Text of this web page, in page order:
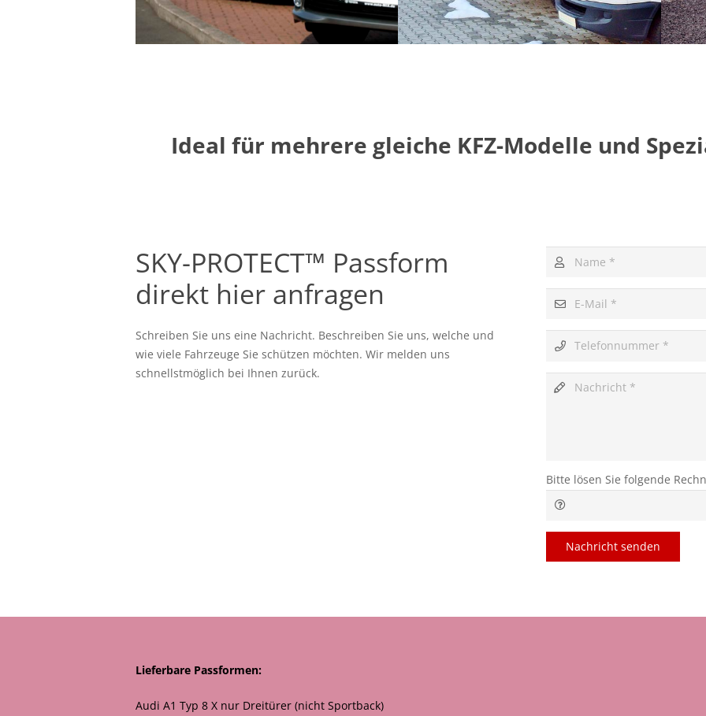
Ideal für mehrere gleiche KFZ-Modelle und
SKY-PROTECT™ Passform
direkt hier anfragen
Schreiben Sie uns eine Nachricht. Beschreiben Sie uns, welche und
wie viele Fahrzeuge Sie schützen möchten. Wir melden uns
schnellstmöglich bei Ihnen zurück.
Bitte lösen Sie folgende
Nachricht senden
Lieferbare Passformen:
Audi A1 Typ 8 X nur Dreitürer (nicht Sportback)